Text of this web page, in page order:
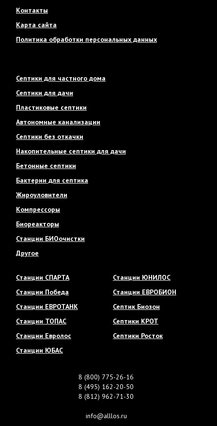
Контакты
Карта сайта
Политика обработки персональных данных
Септики для частного дома
Септики для дачи
Пластиковые септики
Автономные канализации
Септики без откачки
Накопительные септики для дачи
Бетонные септики
Бактерии для септика
Жироуловители
Компрессоры
Биореакторы
Станции БИОочистки
Другое
Станции СПАРТА
Станции Победа
Станции ЕВРОТАНК
Станции ТОПАС
Станции Евролос
Станции ЮБАС
Станции ЮНИЛОС
Станции ЕВРОБИОН
Септик Биозон
Септики КРОТ
Септики Росток
8 (800) 775-26-16
8 (495) 162-20-50
8 (812) 962-71-30
info@alllos.ru